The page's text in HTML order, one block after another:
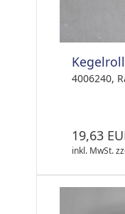
4006240,
19,63
inkl. MwSt.